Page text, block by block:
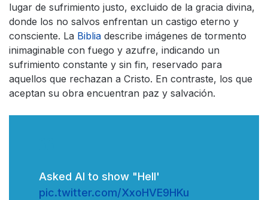
lugar de sufrimiento justo, excluido de la gracia divina,
donde los no salvos enfrentan un castigo eterno y
consciente. La Biblia describe imágenes de tormento
inimaginable con fuego y azufre, indicando un
sufrimiento constante y sin fin, reservado para
aquellos que rechazan a Cristo. En contraste, los que
aceptan su obra encuentran paz y salvación.
Asked Al to show "Hell'
pic.twitter.com/XxoHVE9HKu